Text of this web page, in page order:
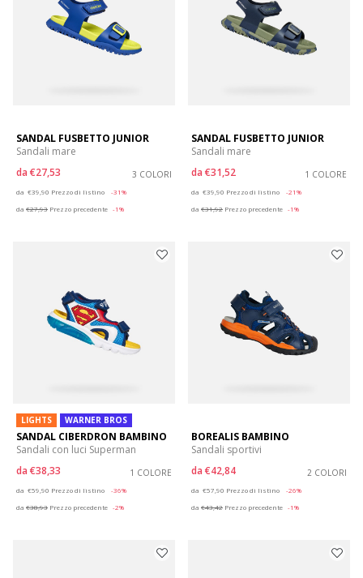
SANDAL FUSBETTO JUNIOR
Sandali mare
da €27,53 3 COLORI
da €39,90 Prezzo di listino
-31%
da €27,93 Prezzo precedente -1%
SANDAL FUSBETTO JUNIOR
Sandali mare
da €31,52 1 COLORE
da €39,90 Prezzo di listino
-21%
da €31,92 Prezzo precedente -1%
LIGHTS WARNER BROS
SANDAL CIBERDRON BAMBINO
Sandali con luci Superman
da €38,33 1 COLORE
da €59,90 Prezzo di listino
-36%
da €38,93 Prezzo precedente -2%
BOREALIS BAMBINO
Sandali sportivi
da €42,84 2 COLORI
da €57,90 Prezzo di listino
-26%
da €43,42 Prezzo precedente -1%